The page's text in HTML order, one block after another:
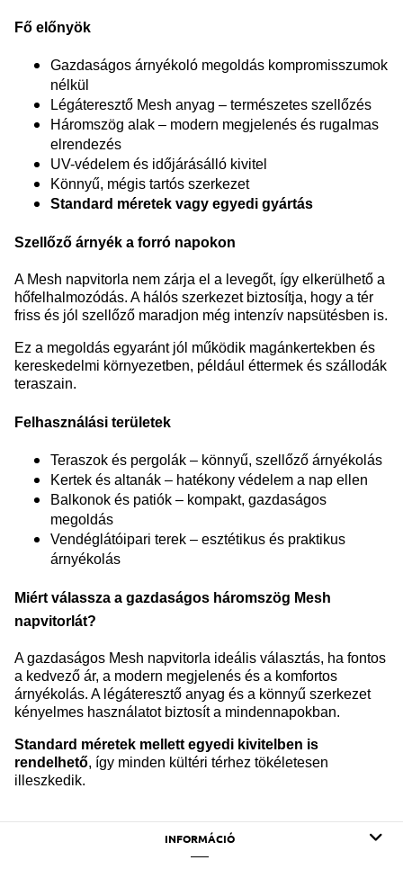
Fő előnyök
Gazdaságos árnyékoló megoldás kompromisszumok
nélkül
Légáteresztő Mesh anyag – természetes szellőzés
Háromszög alak – modern megjelenés és rugalmas
elrendezés
UV-védelem és időjárásálló kivitel
Könnyű, mégis tartós szerkezet
Standard méretek vagy egyedi gyártás
Szellőző árnyék a forró napokon
A Mesh napvitorla nem zárja el a levegőt, így elkerülhető a
hőfelhalmozódás. A hálós szerkezet biztosítja, hogy a tér
friss és jól szellőző maradjon még intenzív napsütésben is.
Ez a megoldás egyaránt jól működik magánkertekben és
kereskedelmi környezetben, például éttermek és szállodák
teraszain.
Felhasználási területek
Teraszok és pergolák – könnyű, szellőző árnyékolás
Kertek és altanák – hatékony védelem a nap ellen
Balkonok és patiók – kompakt, gazdaságos
megoldás
Vendéglátóipari terek – esztétikus és praktikus
árnyékolás
Miért válassza a gazdaságos háromszög Mesh
napvitorlát?
A gazdaságos Mesh napvitorla ideális választás, ha fontos
a kedvező ár, a modern megjelenés és a komfortos
árnyékolás. A légáteresztő anyag és a könnyű szerkezet
kényelmes használatot biztosít a mindennapokban.
Standard méretek mellett egyedi kivitelben is
rendelhető, így minden kültéri térhez tökéletesen
illeszkedik.
INFORMÁCIÓ